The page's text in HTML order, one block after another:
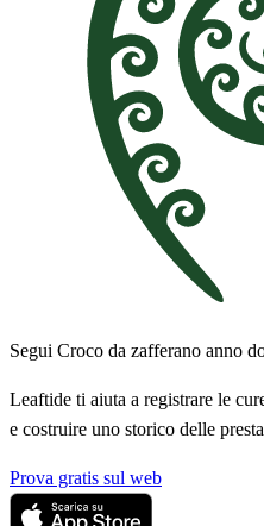
Segui Croco da zafferano anno
Leaftide ti aiuta a registrare le
e costruire uno storico delle
Prova gratis sul web